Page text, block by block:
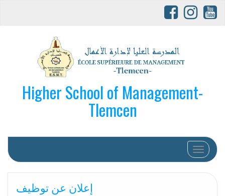
Higher School of Management-
Tlemcen
Afficher/
إعلان عن توظيف